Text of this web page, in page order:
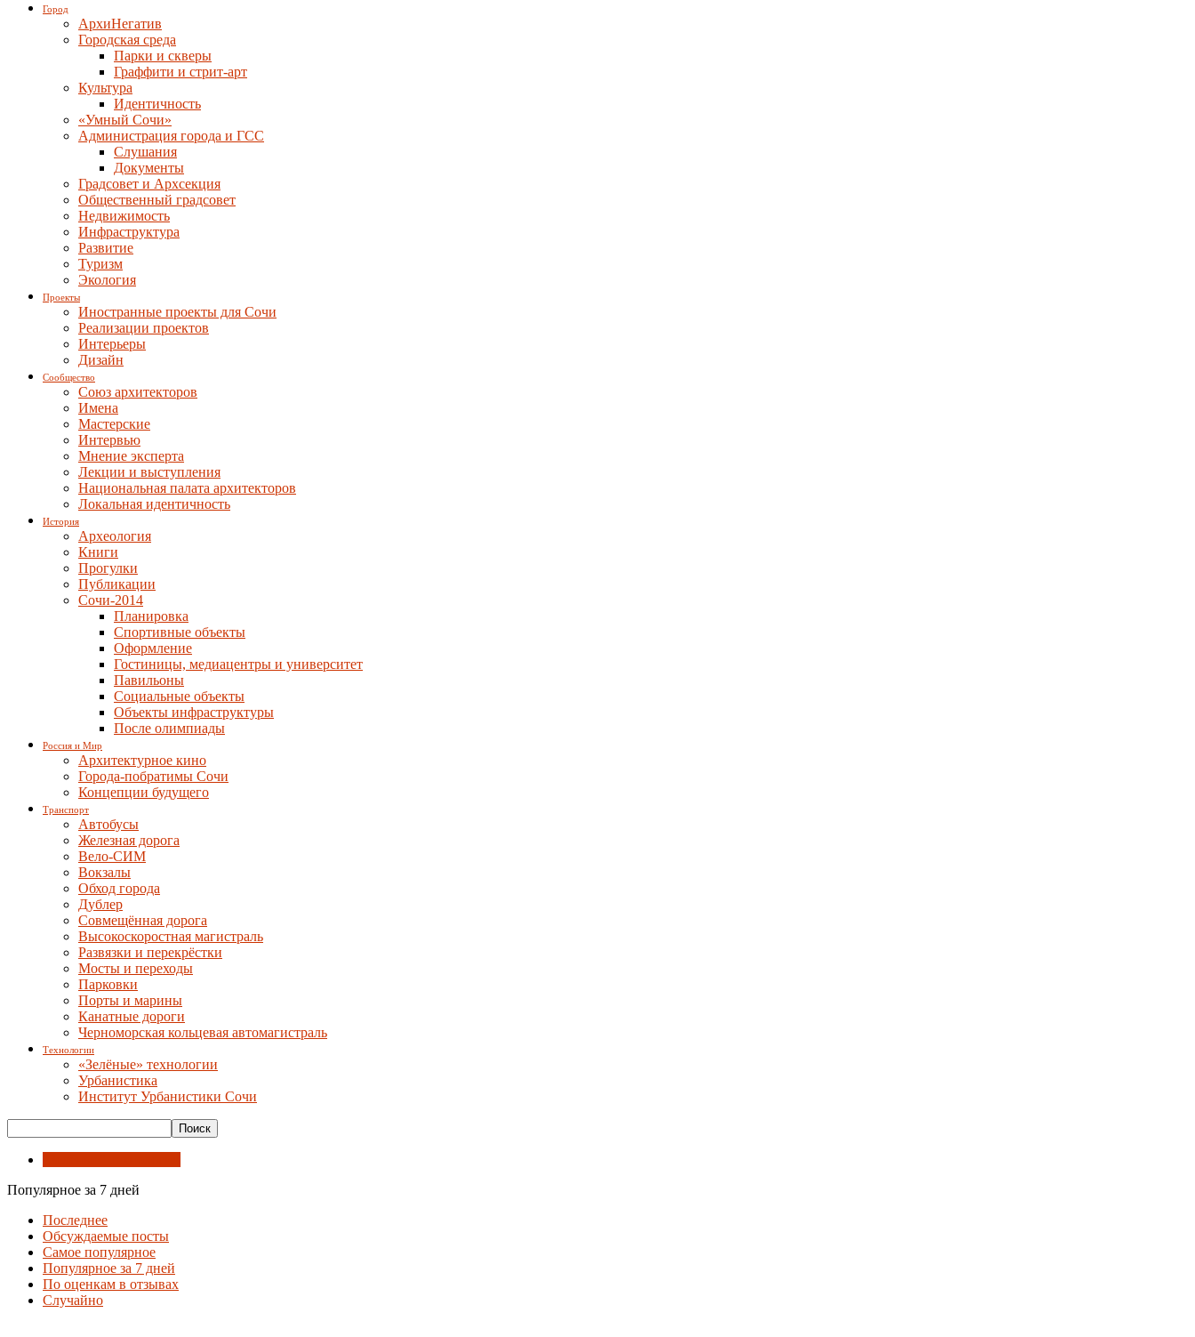
Город
АрхиНегатив
Городская среда
Парки и скверы
Граффити и стрит-арт
Культура
Идентичность
«Умный Сочи»
Администрация города и ГСС
Слушания
Документы
Градсовет и Архсекция
Общественный градсовет
Недвижимость
Инфраструктура
Развитие
Туризм
Экология
Проекты
Иностранные проекты для Сочи
Реализации проектов
Интерьеры
Дизайн
Сообщество
Союз архитекторов
Имена
Мастерские
Интервью
Мнение эксперта
Лекции и выступления
Национальная палата архитекторов
Локальная идентичность
История
Археология
Книги
Прогулки
Публикации
Сочи-2014
Планировка
Спортивные объекты
Оформление
Гостиницы, медиацентры и университет
Павильоны
Социальные объекты
Объекты инфраструктуры
После олимпиады
Россия и Мир
Архитектурное кино
Города-побратимы Сочи
Концепции будущего
Транспорт
Автобусы
Железная дорога
Вело-СИМ
Вокзалы
Обход города
Дублер
Совмещённая дорога
Высокоскоростная магистраль
Развязки и перекрёстки
Мосты и переходы
Парковки
Порты и марины
Канатные дороги
Черноморская кольцевая автомагистраль
Технологии
«Зелёные» технологии
Урбанистика
Институт Урбанистики Сочи
Популярное за 7 дней
Последнее
Обсуждаемые посты
Самое популярное
Популярное за 7 дней
По оценкам в отзывах
Случайно